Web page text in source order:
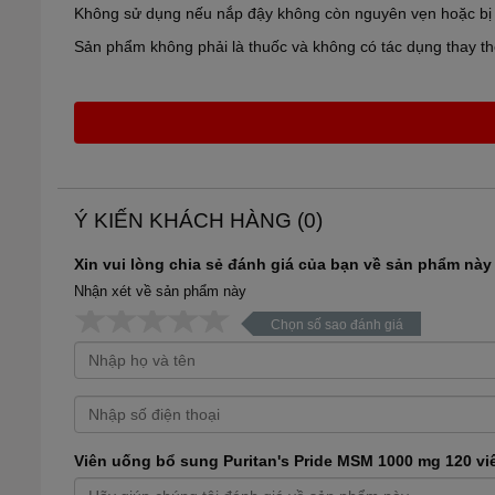
Không sử dụng nếu nắp đậy không còn nguyên vẹn hoặc
Sản phẩm không phải là thuốc và không có tác dụng thay
Ý KIẾN KHÁCH HÀNG (0)
Xin vui lòng chia sẻ đánh giá của bạn về sản phẩm này
Nhận xét về sản phẩm này
Chọn số sao đánh giá
Viên uống bổ sung Puritan's Pride MSM 1000 mg 120